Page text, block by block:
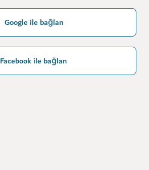
Google ile bağlan
Facebook ile bağlan